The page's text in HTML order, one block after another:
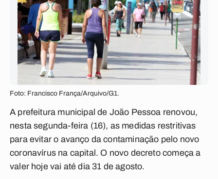
Foto: Francisco França/Arquivo/G1.
A prefeitura municipal de João Pessoa renovou,
nesta segunda-feira (16), as medidas restritivas
para evitar o avanço da contaminação pelo novo
coronavírus na capital. O novo decreto começa a
valer hoje vai até dia 31 de agosto.